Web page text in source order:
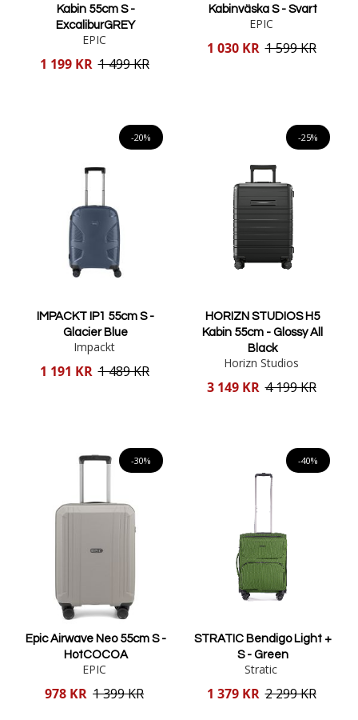
Kabin 55cm S -
ExcaliburGREY
EPIC
Reducerat
1 199 KR 1 499 KR
Kabinväska S - Svart
EPIC
Reducerat
1 030 KR 1 599 KR
-20%
IMPACKT IP1 55cm S -
Glacier Blue
Impackt
Reducerat
1 191 KR 1 489 KR
-25%
HORIZN STUDIOS H5
Kabin 55cm - Glossy All
Black
Horizn Studios
Reducerat
3 149 KR 4 199 KR
-30%
Epic Airwave Neo 55cm S -
HotCOCOA
EPIC
Reducerat
978 KR 1 399 KR
-40%
STRATIC Bendigo Light +
S - Green
Stratic
Reducerat
1 379 KR 2 299 KR